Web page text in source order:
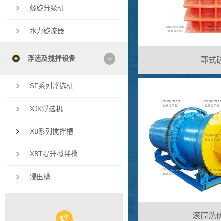
螺旋分级机
水力旋流器
浮选及搅拌设备
SF系列浮选机
XJK浮选机
XB系列搅拌槽
XBT提升搅拌槽
浸出槽
鄂式
滚筒洗